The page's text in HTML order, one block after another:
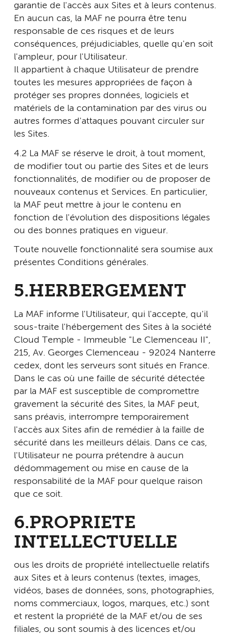
garantie de l'accès aux Sites et à leurs contenus.
En aucun cas, la MAF ne pourra être tenu
responsable de ces risques et de leurs
conséquences, préjudiciables, quelle qu'en soit
l'ampleur, pour l'Utilisateur.
Il appartient à chaque Utilisateur de prendre
toutes les mesures appropriées de façon à
protéger ses propres données, logiciels et
matériels de la contamination par des virus ou
autres formes d'attaques pouvant circuler sur
les Sites.
4.2 La MAF se réserve le droit, à tout moment,
de modifier tout ou partie des Sites et de leurs
fonctionnalités, de modifier ou de proposer de
nouveaux contenus et Services. En particulier,
la MAF peut mettre à jour le contenu en
fonction de l'évolution des dispositions légales
ou des bonnes pratiques en vigueur.
Toute nouvelle fonctionnalité sera soumise aux
présentes Conditions générales.
5.HERBERGEMENT
La MAF informe l'Utilisateur, qui l'accepte, qu'il
sous-traite l'hébergement des Sites à la société
Cloud Temple - Immeuble "Le Clemenceau II",
215, Av. Georges Clemenceau - 92024 Nanterre
cedex, dont les serveurs sont situés en France.
Dans le cas où une faille de sécurité détectée
par la MAF est susceptible de compromettre
gravement la sécurité des Sites, la MAF peut,
sans préavis, interrompre temporairement
l'accès aux Sites afin de remédier à la faille de
sécurité dans les meilleurs délais. Dans ce cas,
l'Utilisateur ne pourra prétendre à aucun
dédommagement ou mise en cause de la
responsabilité de la MAF pour quelque raison
que ce soit.
6.PROPRIETE
INTELLECTUELLE
ous les droits de propriété intellectuelle relatifs
aux Sites et à leurs contenus (textes, images,
vidéos, bases de données, sons, photographies,
noms commerciaux, logos, marques, etc.) sont
et restent la propriété de la MAF et/ou de ses
filiales, ou sont soumis à des licences et/ou